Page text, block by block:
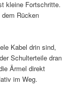
kleine Fortschritte.
Rücken
Kabel drin sind,
Schulterteile dran
Ärmel direkt
im Weg.